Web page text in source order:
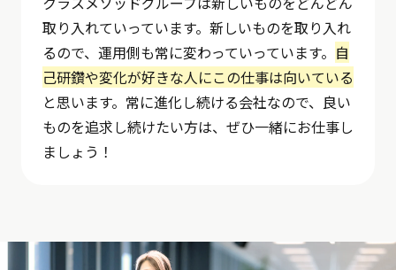
取り入れていっています。新しいものを取り入れ
るので、運用側も常に変わっていっています。 自
己研鑽や変化が好きな人にこの仕事は向いている
と思います。常に進化し続ける会社なので、良い
ものを追求し続けたい方は、ぜひ一緒にお仕事し
ましょう！